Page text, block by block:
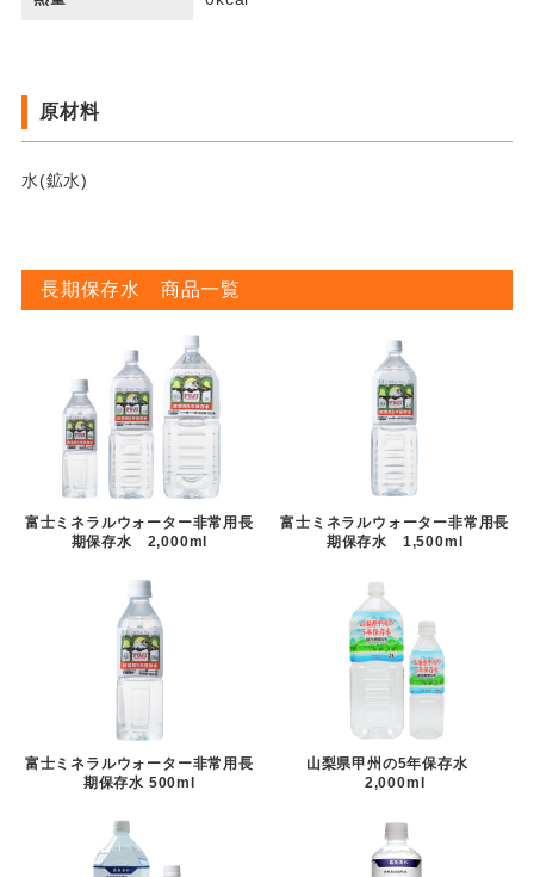
原材料
水(鉱水)
長期保存水 商品一覧
富士ミネラルウォーター非常用長
期保存水 2,000ml
富士ミネラルウォーター非常用長
期保存水 1,500ml
富士ミネラルウォーター非常用長
期保存水 500ml
山梨県甲州の5年保存水
2,000ml